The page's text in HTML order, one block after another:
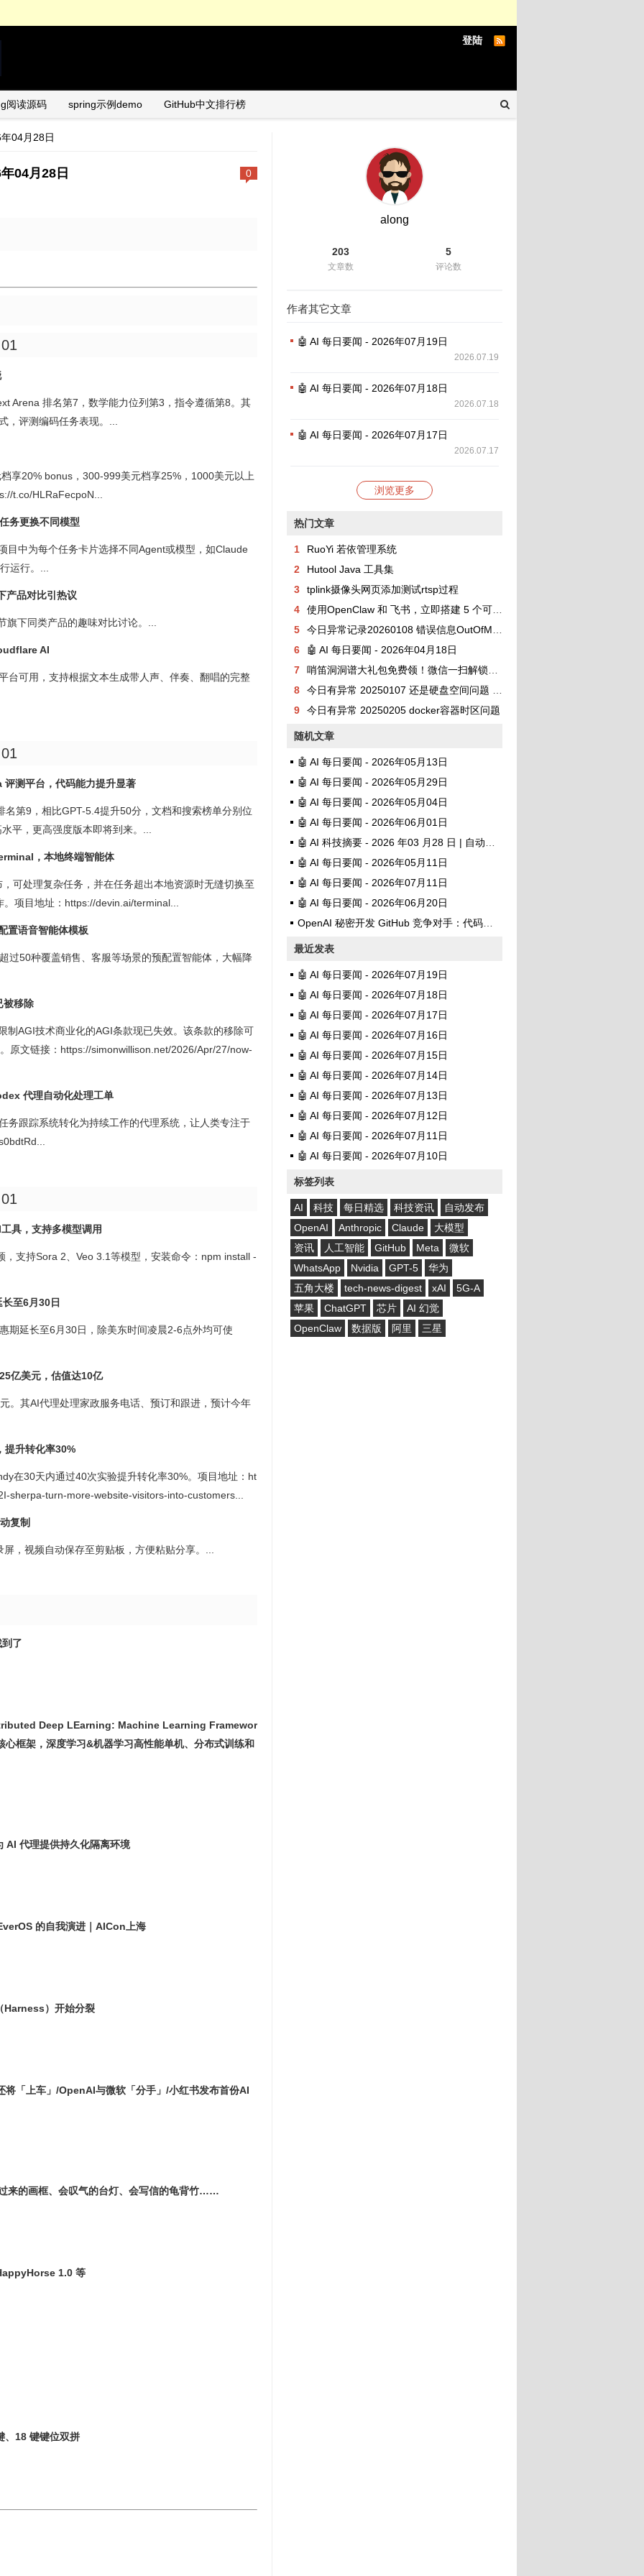
登陆
阅读源码 spring示例demo GitHub中文排行榜
04月28日
0
04月28日
Arena 排名第7，数学能力位列第3，指令遵循第8。其
，评测编码任务表现。...
享20% bonus，300-999美元档享25%，1000美元以上
t.co/HLRaFecpoN...
务更换不同模型
目中为每个任务卡片选择不同Agent或模型，如Claude
运行。...
产品对比引热议
下同类产品的趣味对比讨论。...
AI
台可用，支持根据文本生成带人声、伴奏、翻唱的完整
测平台，代码能力提升显著
第9，相比GPT-5.4提升50分，文档和搜索榜单分别位
平，更高强度版本即将到来。...
，本地终端智能体
可处理复杂任务，并在任务超出本地资源时无缝切换至
项目地址：https://devin.ai/terminal...
置语音智能体模板
过50种覆盖销售、客服等场景的预配置智能体，大幅降
被移除
制AGI技术商业化的AGI条款现已失效。该条款的移除可
原文链接：https://simonwillison.net/2026/Apr/27/now-
代理自动化处理工单
务跟踪系统转化为持续工作的代理系统，让人类专注于
具，支持多模型调用
，支持Sora 2、Veo 3.1等模型，安装命令：npm install -
至6月30日
期延长至6月30日，除美东时间凌晨2-6点外均可使
亿美元，估值达10亿
。其AI代理处理家政服务电话、预订和跟进，预计今年
提升转化率30%
在30天内通过40次实验提升转化率30%。项目地址：ht
sherpa-turn-more-website-visitors-into-customers...
复制
，视频自动保存至剪贴板，方便粘贴分享。...
了
Deep LEarning: Machine Learning Framewor
框架，深度学习&机器学习高性能单机、分布式训练和
代理提供持久化隔离环境
的自我演进｜AICon上海
Harness）开始分裂
将「上车」/OpenAI与微软「分手」/小红书发布首份AI
来的画框、会叹气的台灯、会写信的龟背竹……
1.0 等
、18 键键位双拼
along
203
文章数
5
评论数
作者其它文章
🤖 AI 每日要闻 - 2026年07月19日
2026.07.19
🤖 AI 每日要闻 - 2026年07月18日
2026.07.18
🤖 AI 每日要闻 - 2026年07月17日
2026.07.17
浏览更多
热门文章
1
RuoYi 若依管理系统
2
Hutool Java 工具集
3
tplink摄像头网页添加测试rtsp过程
4
使用OpenClaw 和 飞书，立即搭建 5 个可协作的 AI 助理团队
5
今日异常记录20260108 错误信息OutOfMemoryError: unable to create new native thread
6
🤖 AI 每日要闻 - 2026年04月18日
7
哨笛洞洞谱大礼包免费领！微信一扫解锁百首曲谱
8
今日有异常 20250107 还是硬盘空间问题 No space left on device
9
今日有异常 20250205 docker容器时区问题
随机文章
🤖 AI 每日要闻 - 2026年05月13日
🤖 AI 每日要闻 - 2026年05月29日
🤖 AI 每日要闻 - 2026年05月04日
🤖 AI 每日要闻 - 2026年06月01日
🤖 AI 科技摘要 - 2026 年03 月28 日 | 自动发布
🤖 AI 每日要闻 - 2026年05月11日
🤖 AI 每日要闻 - 2026年07月11日
🤖 AI 每日要闻 - 2026年06月20日
OpenAI 秘密开发 GitHub 竞争对手：代码存储库计划
最近发表
🤖 AI 每日要闻 - 2026年07月19日
🤖 AI 每日要闻 - 2026年07月18日
🤖 AI 每日要闻 - 2026年07月17日
🤖 AI 每日要闻 - 2026年07月16日
🤖 AI 每日要闻 - 2026年07月15日
🤖 AI 每日要闻 - 2026年07月14日
🤖 AI 每日要闻 - 2026年07月13日
🤖 AI 每日要闻 - 2026年07月12日
🤖 AI 每日要闻 - 2026年07月11日
🤖 AI 每日要闻 - 2026年07月10日
标签列表
AI 科技 每日精选 科技资讯
自动发布
OpenAI
Anthropic Claude
大模型
资讯
人工智能 GitHub Meta
微软
WhatsApp
Nvidia GPT-5
华为
五角大楼
tech-news-digest xAI
5G-A
苹果
ChatGPT 芯片
AI 幻觉
OpenClaw
数据版 阿里 三星